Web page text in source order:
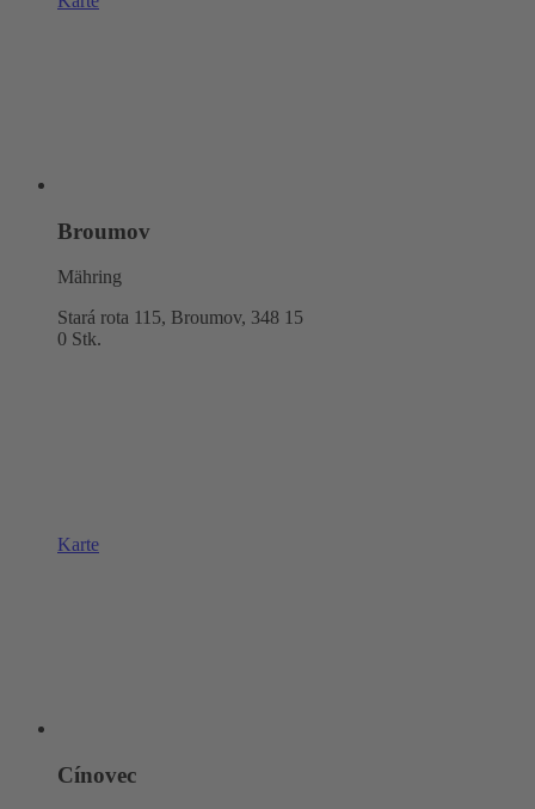
Broumov
Mähring
Stará rota 115, Broumov, 348 15
0 Stk.
Karte
Cínovec